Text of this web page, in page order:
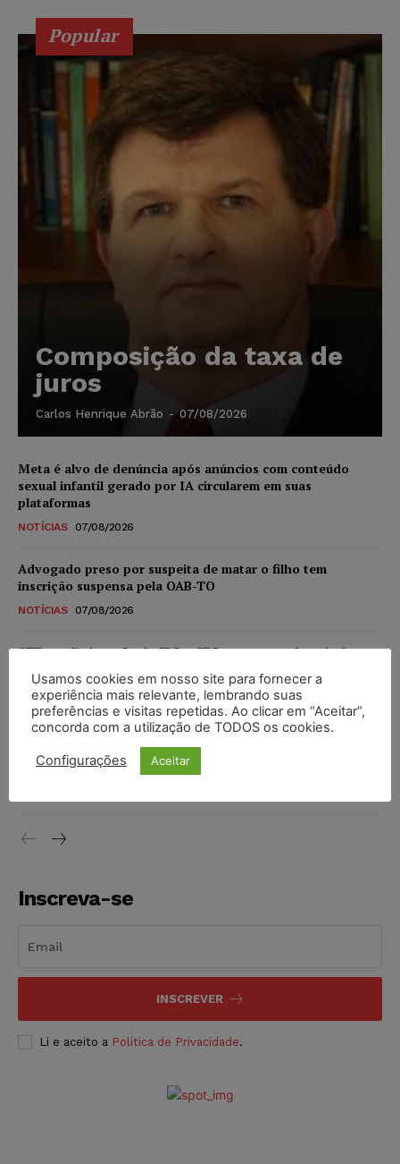
Popular
Composição da taxa de
juros
Carlos Henrique Abrão - 07/08/2026
Meta é alvo de denúncia após anúncios com conteúdo
sexual infantil gerado por IA circularem em suas
plataformas
NOTÍCIAS 07/08/2026
Advogado preso por suspeita de matar o filho tem
inscrição suspensa pela OAB-TO
NOTÍCIAS 07/08/2026
STF amplia isenção de IBS e CBS na compra de veículos
níveis
DIREITO TRIBUTÁRIO 07/08/2026
Justiça do Trabalho mantém justa causa de empregado que
vendia canetas emagrecedoras no local de trabalho
Inscreva-se
INSCREVER
Li e aceito a Política de Privacidade.
Usamos cookies em nosso site para fornecer a
experiência mais relevante, lembrando suas
preferências e visitas repetidas. Ao clicar em “Aceitar”,
concorda com a utilização de TODOS os cookies.
Configurações Aceitar